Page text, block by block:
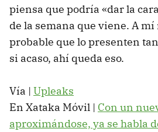
piensa que podría «dar la
de la semana que viene. A mí
probable que lo presenten
si acaso, ahí queda eso.
Vía | Upleaks
En Xataka Móvil | Con un
aproximándose, ya se habla